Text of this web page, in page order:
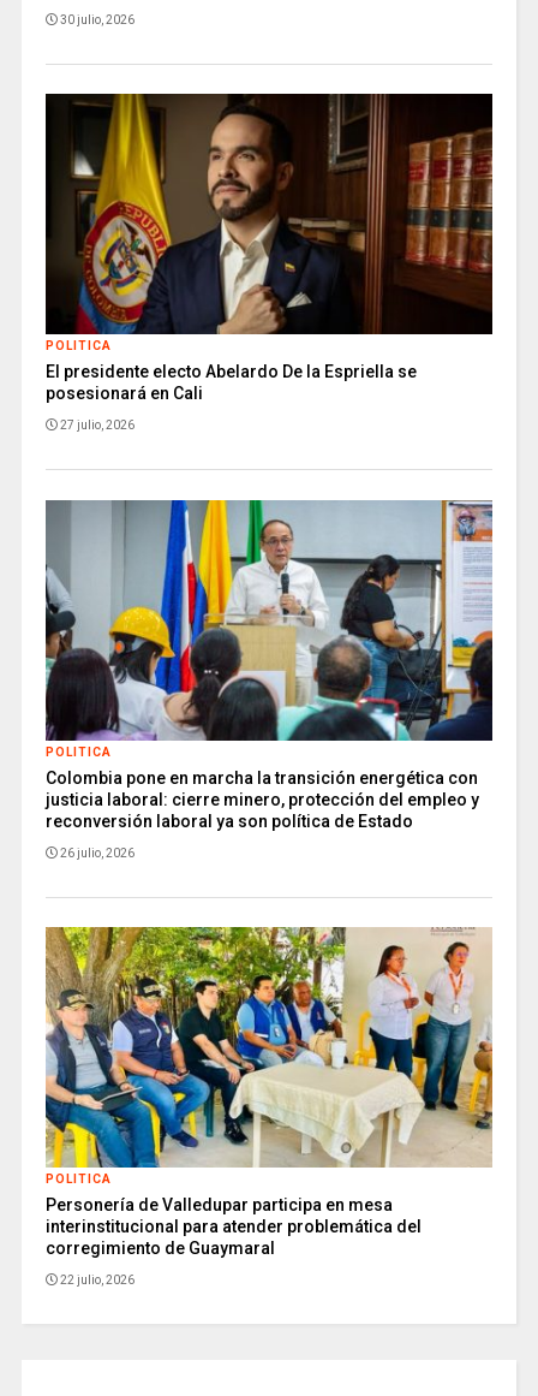
30 julio, 2026
POLITICA
El presidente electo Abelardo De la Espriella se
posesionará en Cali
27 julio, 2026
POLITICA
Colombia pone en marcha la transición energética con
justicia laboral: cierre minero, protección del empleo y
reconversión laboral ya son política de Estado
26 julio, 2026
POLITICA
Personería de Valledupar participa en mesa
interinstitucional para atender problemática del
corregimiento de Guaymaral
22 julio, 2026